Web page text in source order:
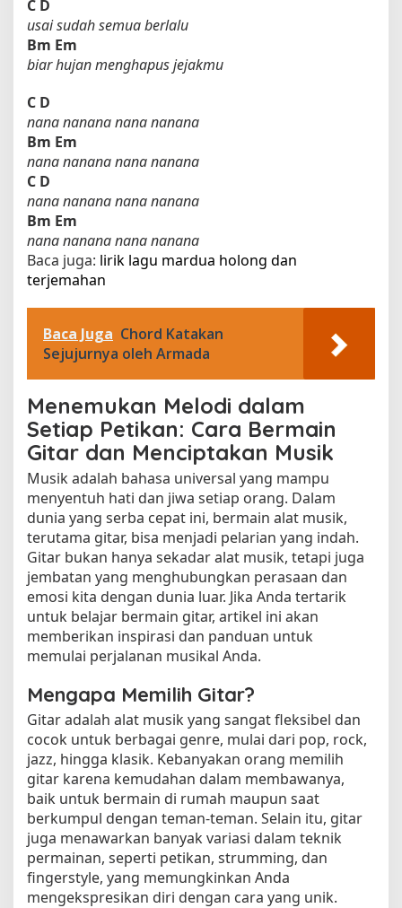
C D
usai sudah semua berlalu
Bm Em
biar hujan menghapus jejakmu
C D
nana nanana nana nanana
Bm Em
nana nanana nana nanana
C D
nana nanana nana nanana
Bm Em
nana nanana nana nanana
Baca juga: lirik lagu mardua holong dan
terjemahan​
Baca Juga Chord Katakan
Sejujurnya oleh Armada
Menemukan Melodi dalam
Setiap Petikan: Cara Bermain
Gitar dan Menciptakan Musik
Musik adalah bahasa universal yang mampu
menyentuh hati dan jiwa setiap orang. Dalam
dunia yang serba cepat ini, bermain alat musik,
terutama gitar, bisa menjadi pelarian yang indah.
Gitar bukan hanya sekadar alat musik, tetapi juga
jembatan yang menghubungkan perasaan dan
emosi kita dengan dunia luar. Jika Anda tertarik
untuk belajar bermain gitar, artikel ini akan
memberikan inspirasi dan panduan untuk
memulai perjalanan musikal Anda.
Mengapa Memilih Gitar?
Gitar adalah alat musik yang sangat fleksibel dan
cocok untuk berbagai genre, mulai dari pop, rock,
jazz, hingga klasik. Kebanyakan orang memilih
gitar karena kemudahan dalam membawanya,
baik untuk bermain di rumah maupun saat
berkumpul dengan teman-teman. Selain itu, gitar
juga menawarkan banyak variasi dalam teknik
permainan, seperti petikan, strumming, dan
fingerstyle, yang memungkinkan Anda
mengekspresikan diri dengan cara yang unik.